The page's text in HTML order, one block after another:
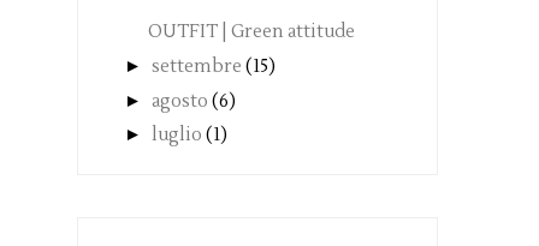
OUTFIT | Green attitude
► settembre (15)
► agosto (6)
► luglio (1)